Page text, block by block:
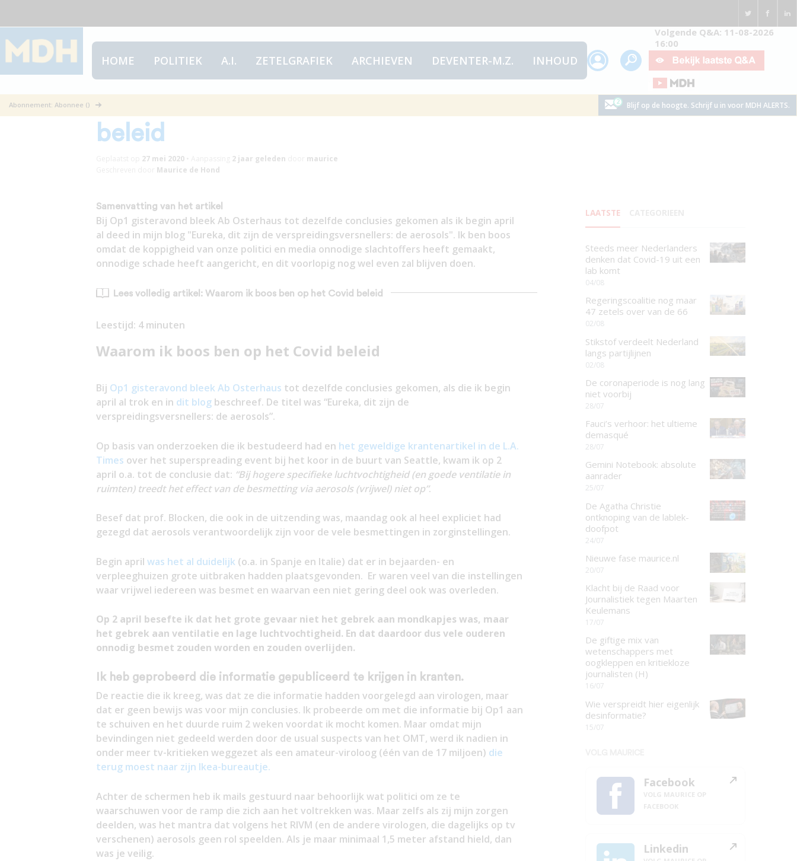
HOME POLITIEK A.I. ZETELGRAFIEK ARCHIEVEN DEVENTER-M.Z. INHOUD
Volgende Q&A: 11-08-2026
16:00
Abonnement: Abonnee () Blijf op de hoogte. Schrijf u in voor MDH ALERTS.
Waarom ik boos ben op het Covid
beleid
27 mei 2020• 2 jaar geleden
maurice
Maurice de Hond
Samenvatting van het artikel
Bij Op1 gisteravond bleek Ab Osterhaus tot dezelfde conclusies gekomen als ik begin april
al deed in mijn blog "Eureka, dit zijn de verspreidingsversnellers: de aerosols". Ik ben boos
omdat de koppigheid van onze politici en media onnodige slachtoffers heeft gemaakt,
onnodige schade heeft aangericht, en dit voorlopig nog wel even zal blijven doen.
Lees volledig artikel: Waarom ik boos ben op het Covid beleid
Leestijd: 4 minuten
Waarom ik boos ben op het Covid beleid
Bij Op1 gisteravond bleek Ab Osterhaus tot dezelfde conclusies gekomen, als die ik begin
april al trok en in dit blogbeschreef. De titel was “Eureka, dit zijn de
verspreidingsversnellers: de aerosols”.
Op basis van onderzoeken die ik bestudeerd had en het geweldige krantenartikel in de L.A.
Times over het superspreading event bij het koor in de buurt van Seattle, kwam ik op 2
april o.a. tot de conclusie dat: “Bij hogere specifieke luchtvochtigheid (en goede ventilatie in
ruimten) treedt het effect van de besmetting via aerosols (vrijwel) niet op”.
Besef dat prof. Blocken, die ook in de uitzending was, maandag ook al heel expliciet had
gezegd dat aerosols verantwoordelijk zijn voor de vele besmettingen in zorginstellingen.
Begin april was het al duidelijk(o.a. in Spanje en Italie) dat er in bejaarden- en
verpleeghuizen grote uitbraken hadden plaatsgevonden. Er waren veel van die instellingen
waar vrijwel iedereen was besmet en waarvan een niet gering deel ook was overleden.
Op 2 april besefte ik dat het grote gevaar niet het gebrek aan mondkapjes was, maar
het gebrek aan ventilatie en lage luchtvochtigheid. En dat daardoor dus vele ouderen
onnodig besmet zouden worden en zouden overlijden.
Ik heb geprobeerd die informatie gepubliceerd te krijgen in kranten.
De reactie die ik kreeg, was dat ze die informatie hadden voorgelegd aan virologen, maar
dat er geen bewijs was voor mijn conclusies. Ik probeerde om met die informatie bij Op1 aan
te schuiven en het duurde ruim 2 weken voordat ik mocht komen. Maar omdat mijn
bevindingen niet gedeeld werden door de usual suspects van het OMT, werd ik nadien in
onder meer tv-kritieken weggezet als een amateur-viroloog (één van de 17 miljoen) die
terug moest naar zijn Ikea-bureautje.
Achter de schermen heb ik mails gestuurd naar behoorlijk wat politici om ze te
waarschuwen voor de ramp die zich aan het voltrekken was. Maar zelfs als zij mijn zorgen
deelden, was het mantra dat volgens het RIVM (en de andere virologen, die dagelijks op tv
verschenen) aerosols geen rol speelden. Als je maar minimaal 1,5 meter afstand hield, dan
was je veilig.
LAATSTE
Steeds meer Nederlanders
denken dat Covid-19 uit een
lab komt
04/08
Regeringscoalitie nog maar
47 zetels over van de 66
02/08
Stikstof verdeelt Nederland
langs partijlijnen
02/08
De coronaperiode is nog lang
niet voorbij
28/07
Fauci’s verhoor: het ultieme
demasqué
28/07
Gemini Notebook: absolute
aanrader
25/07
De Agatha Christie
ontknoping van de lablek-
doofpot
24/07
Nieuwe fase maurice.nl
20/07
Klacht bij de Raad voor
Journalistiek tegen Maarten
Keulemans
17/07
De giftige mix van
wetenschappers met
oogkleppen en kritiekloze
journalisten (H)
16/07
Wie verspreidt hier eigenlijk
desinformatie?
15/07
Facebook
Linkedin